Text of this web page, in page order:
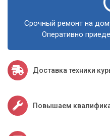
Срочный ремонт на
Оперативно
Доставка техники
Повышаем